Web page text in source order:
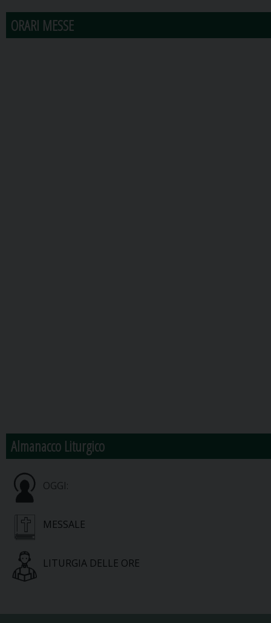
ORARI MESSE
Almanacco Liturgico
OGGI:
MESSALE
LITURGIA DELLE ORE